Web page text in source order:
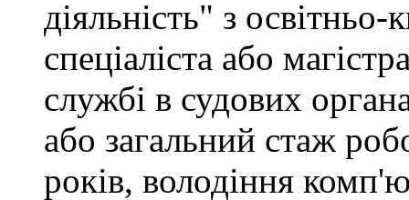
діяльність" з
спеціаліста або
службі в судових
або загальний стаж
років, володіння